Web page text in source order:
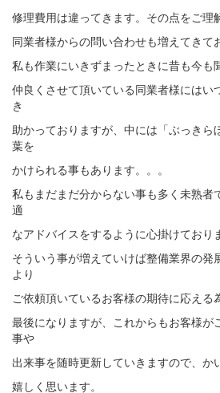
修理費用は違ってきます。その点をご理
同業者様からの問い合わせも増えてきて
私も作業にいきずまったときに昔も今も
仲良くさせて頂いている同業者様にはい
き
助かっておりますが、中には「ぶっきら
葉を
かけられる事もあります。。。
私もまだまだ分からない事も多く未熟者
適
なアドバイスをするように心掛けており
そういう事が増えていけば整備業界の発
より
ご依頼頂いているお客様の期待に応える
最後になりますが、これからもお客様が
事や
出来事を随時更新していきますので、か
嬉しく思います。